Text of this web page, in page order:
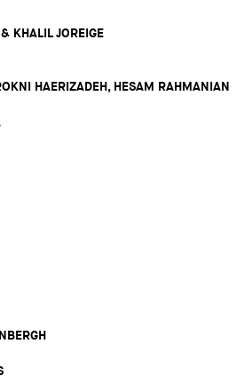
KHALIL JOREIGE
HAERIZADEH, HESAM RAHMANIAN